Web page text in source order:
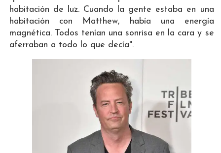
habitación de luz. Cuando la gente estaba en una
habitación con Matthew, había una energía
magnética. Todos tenían una sonrisa en la cara y se
aferraban a todo lo que decía".